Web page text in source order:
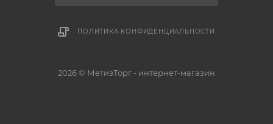
ПОЛИТИКА КОНФИДЕНЦИАЛЬНОСТИ
2026 © МетизТорг - интернет-магазин